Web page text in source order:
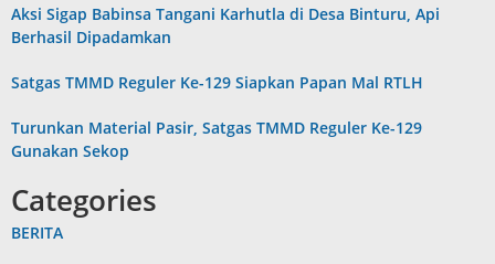
Aksi Sigap Babinsa Tangani Karhutla di Desa Binturu, Api
Berhasil Dipadamkan
Satgas TMMD Reguler Ke-129 Siapkan Papan Mal RTLH
Turunkan Material Pasir, Satgas TMMD Reguler Ke-129
Gunakan Sekop
Categories
BERITA